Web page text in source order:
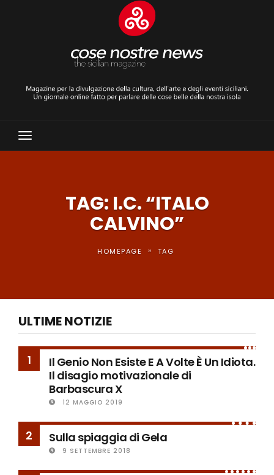
Toggle
Navigation
TAG: I.C. “ITALO
CALVINO”
HOMEPAGE » TAG
ULTIME NOTIZIE
1
Il Genio Non Esiste E A Volte È Un Idiota.
Il disagio motivazionale di
Barbascura X
12 MAGGIO 2019
2 Sulla spiaggia di Gela
9 SETTEMBRE 2018